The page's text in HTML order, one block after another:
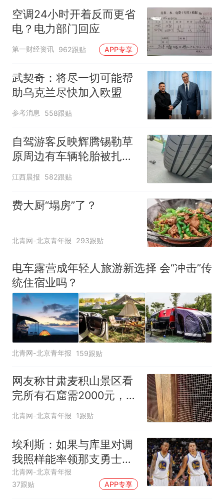
空调24小时开着反而更省
电？电力部门回应
第一财经资讯 962跟贴 APP专享
武契奇：将尽一切可能帮
助乌克兰尽快加入欧盟
参考消息 558跟贴
自驾游客反映辉腾锡勒草
原周边有车辆轮胎被扎，
修理店铺换胎价格高达千
江西晨报 582跟贴
费大厨“塌房”了？
北青网-北京青年报 293跟贴
电车露营成年轻人旅游新选择 会“冲击”传
统住宿业吗？
北青网-北京青年报 159跟贴
网友称甘肃麦积山景区看
完所有石窟需2000元，景
区：部分石窟受特别保
北青网-北京青年报 1跟贴
埃利斯：如果与库里对调
我照样能率领那支勇士取
得现在的成就
北青网-北京青年报
37跟贴
APP专享